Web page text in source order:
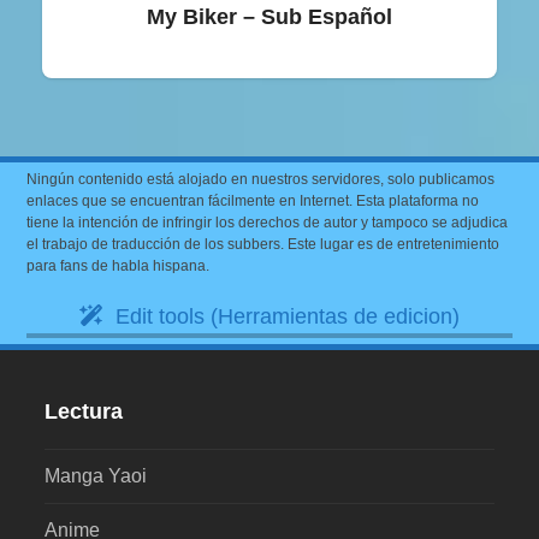
My Biker – Sub Español
Ningún contenido está alojado en nuestros servidores, solo publicamos
enlaces que se encuentran fácilmente en Internet. Esta plataforma no
tiene la intención de infringir los derechos de autor y tampoco se adjudica
el trabajo de traducción de los subbers. Este lugar es de entretenimiento
para fans de habla hispana.
Edit tools (Herramientas de edicion)
Lectura
Manga Yaoi
Anime